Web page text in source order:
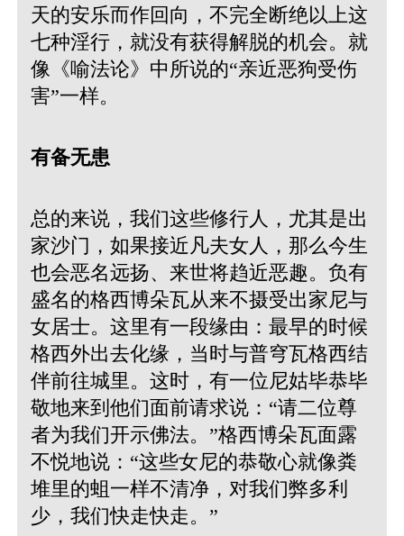
天的安乐而作回向，不完全断绝以上这
七种淫行，就没有获得解脱的机会。就
像《喻法论》中所说的“亲近恶狗受伤
害”一样。
有备无患
总的来说，我们这些修行人，尤其是出
家沙门，如果接近凡夫女人，那么今生
也会恶名远扬、来世将趋近恶趣。负有
盛名的格西博朵瓦从来不摄受出家尼与
女居士。这里有一段缘由：最早的时候
格西外出去化缘，当时与普穹瓦格西结
伴前往城里。这时，有一位尼姑毕恭毕
敬地来到他们面前请求说：“请二位尊
者为我们开示佛法。”格西博朵瓦面露
不悦地说：“这些女尼的恭敬心就像粪
堆里的蛆一样不清净，对我们弊多利
少，我们快走快走。”